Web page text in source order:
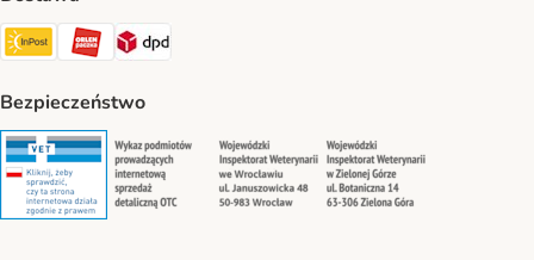
Paczkomat® Shipping Method
ORLEN Paczka Shipping Method
Bezpieczeństwo
Security Security Security